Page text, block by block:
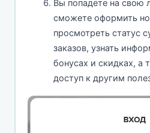
Вы попадете на свою
сможете оформить
просмотреть статус
заказов, узнать
бонусах и скидках, а
доступ к другим